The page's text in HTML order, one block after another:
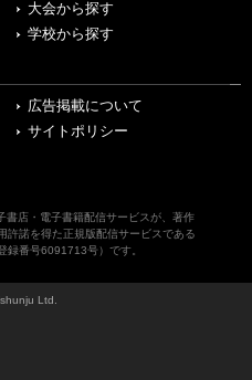
大会から探す
学校から探す
広告掲載について
サイトポリシー
書店・電子書籍配信サービスが、著作
許諾を得た正規版配信サービスである
録番号6091713号）です。
Ltd.